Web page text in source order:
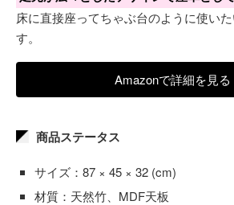
床に直接座ってちゃぶ台のように使い
す。
Amazonで詳細を見る
商品ステータス
サイズ：87 × 45 × 32 (cm)
材質：天然竹、MDF天板